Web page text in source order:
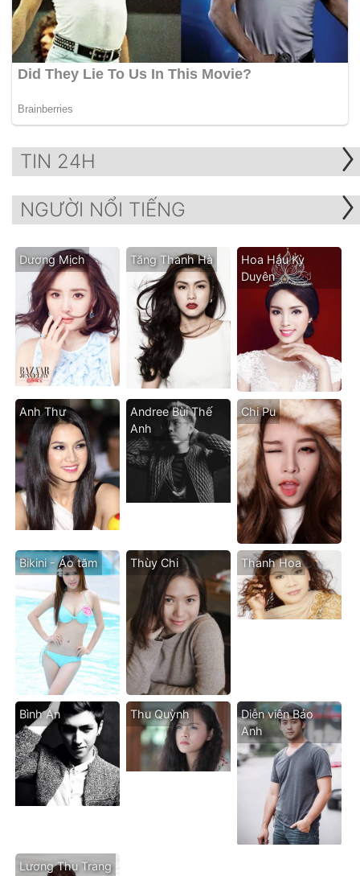
TIN 24H
NGƯỜI NỔI TIẾNG
Dương Mịch Tăng Thanh Hà
Hoa Hậu Kỳ
Duyên
Anh Thư
Andree Bùi Thế
Anh
Chi Pu
Bikini - Áo tăm Thùy Chi Thanh Hoa
Bình An Thu Quỳnh
Diễn viên Bảo
Anh
Lương Thu Trang